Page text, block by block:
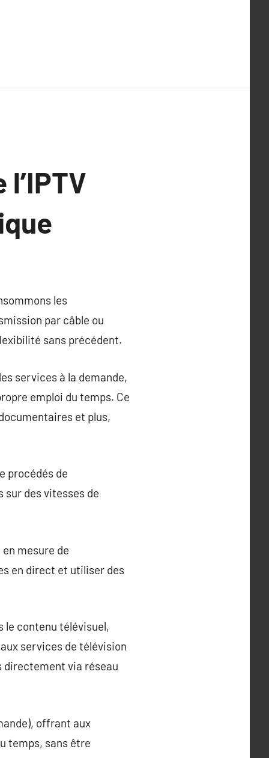
les
par câble ou
sans précédent.
services à la demande,
emploi du temps. Ce
et plus,
procédés de
sur des vitesses de
mesure de
en direct et utiliser des
le contenu télévisuel,
services de télévision
directement via réseau
offrant aux
temps, sans être